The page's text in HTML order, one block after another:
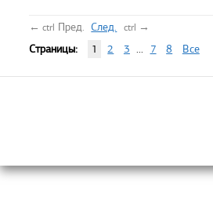
← ctrl Пред. След. ctrl →
Страницы: 1 2 3 ... 7 8 Все